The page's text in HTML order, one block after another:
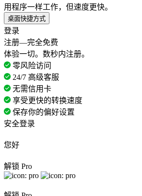
用程序一样工作，但速度更快。
桌面快捷方式
登录
注册—完全免费
体验一切。数秒内注册。
零风险访问
24/7 高级客服
无需信用卡
享受更快的转换速度
保存你的偏好设置
安全登录
您好
解锁 Pro